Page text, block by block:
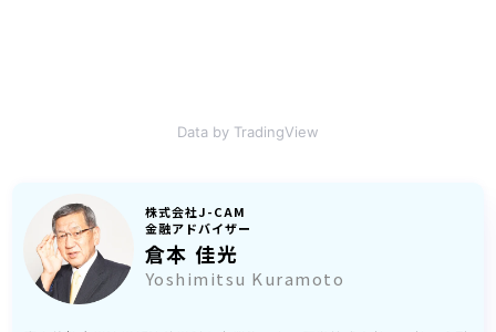
Data by TradingView
株式会社J-CAM
金融アドバイザー
倉本 佳光
Yoshimitsu Kuramoto